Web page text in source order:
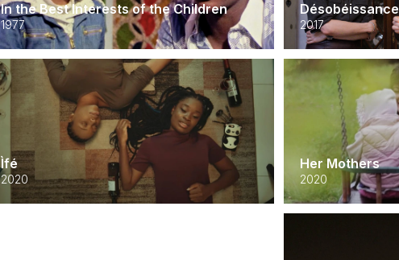
In the Best Interests of the Children
1977
Désobéissance
2017
Ìfé
2020
Her Mothers
2020